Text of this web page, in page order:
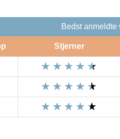
Bedst anmeldte
Stjerner